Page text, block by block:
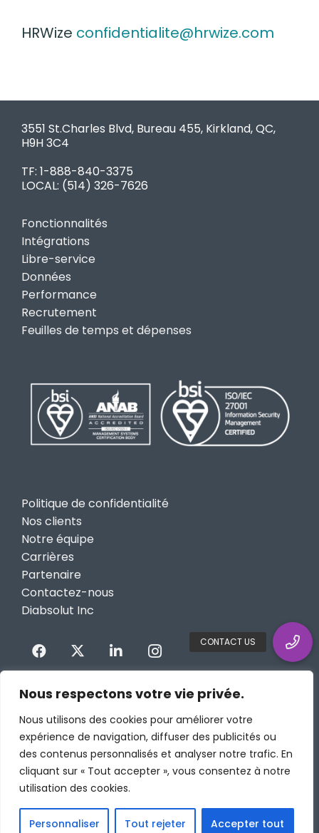
Nous respectons votre vie privée.
Nous utilisons des cookies pour améliorer votre
expérience de navigation, diffuser des publicités ou
des contenus personnalisés et analyser notre trafic. En
cliquant sur « Tout accepter », vous consentez à notre
utilisation des cookies.
Personnaliser Tout rejeter Accepter tout
HRWize confidentialite@hrwize.com
3551 St.Charles Blvd, Bureau 455, Kirkland, QC,
H9H 3C4
TF: 1-888-840-3375
LOCAL: (514) 326-7626
Fonctionnalités
Intégrations
Libre-service
Données
Performance
Recrutement
Feuilles de temps et dépenses
Politique de confidentialité
Nos clients
Notre équipe
Carrières
Partenaire
Contactez-nous
Diabsolut Inc